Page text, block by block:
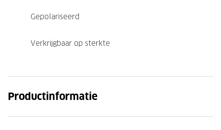
Gepolariseerd
Verkrijgbaar op sterkte
Productinformatie